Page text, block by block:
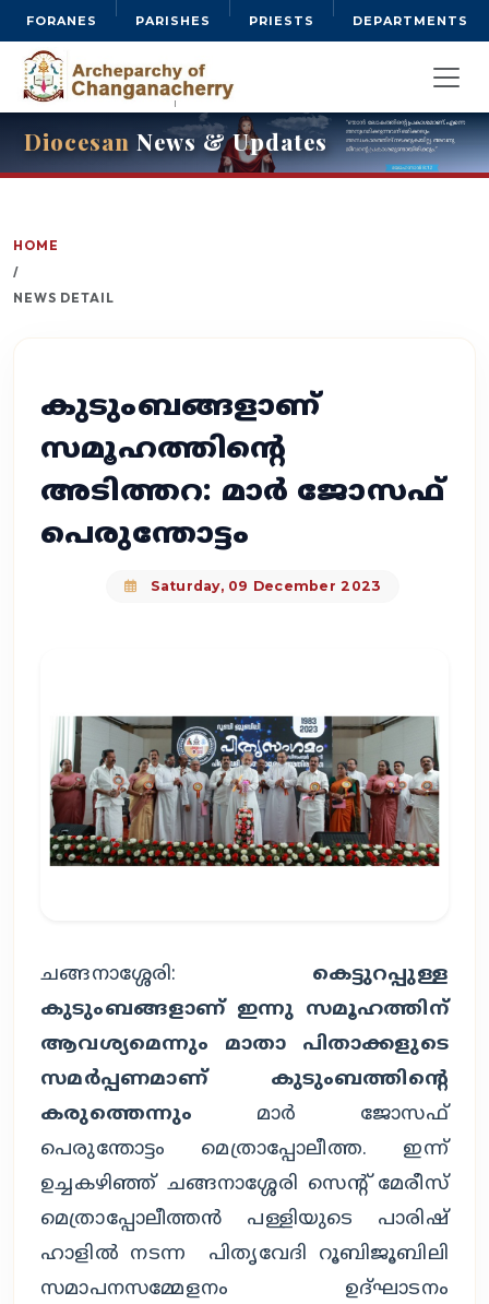
FORANES PARISHES PRIESTS DEPARTMENTS
Diocesan News & Updates
HOME
/
NEWS DETAIL
കുടുംബങ്ങളാണ്
സമൂഹത്തിന്റെ
അടിത്തറ: മാർ ജോസഫ്
പെരുന്തോട്ടം
Saturday, 09 December 2023
ചങ്ങനാശ്ശേരി: കെട്ടുറപ്പുള്ള
കുടുംബങ്ങളാണ് ഇന്നു സമൂഹത്തിന്
ആവശ്യമെന്നും മാതാ പിതാക്കളുടെ
സമർപ്പണമാണ് കുടുംബത്തിന്റെ
കരുത്തെന്നും മാർ ജോസഫ്
പെരുന്തോട്ടം മെത്രാപ്പോലീത്ത. ഇന്ന്
ഉച്ചകഴിഞ്ഞ് ചങ്ങനാശ്ശേരി സെന്റ് മേരീസ്
മെത്രാപ്പോലീത്തൻ പള്ളിയുടെ പാരിഷ്
ഹാളിൽ നടന്ന പിതൃവേദി റൂബിജൂബിലി
സമാപനസമ്മേളനം ഉദ്ഘാടനം